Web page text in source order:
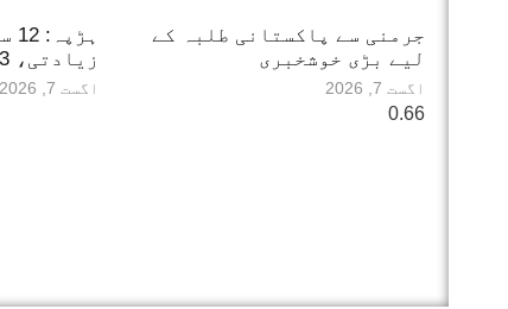
جرمنی سے پاکستانی طلبہ کے
لیے بڑی خوشخبری
اگست 7, 2026
زیادتی، 3 ملزمان گرفتار
اگست 7, 2026